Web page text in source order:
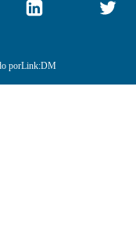
porLink:DM